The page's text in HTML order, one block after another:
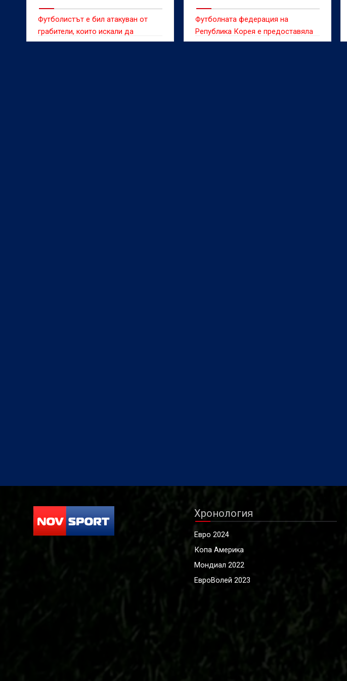
Футболистът е бил атакуван от
грабители, които искали да
задигнат смартфона му
Футболната федерация на
Република Корея е предоставяла
сексуални забавления на
Хронология
Евро 2024
Копа Америка
Мондиал 2022
ЕвроВолей 2023